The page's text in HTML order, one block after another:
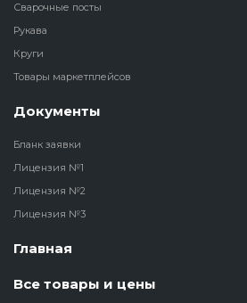
Сварочные посты
Рукава
Круги
Товары маркетплейсов
Документы
Бланк заявки
Лицензия №1
Лицензия №2
Лицензия №3
Главная
Все товары и цены